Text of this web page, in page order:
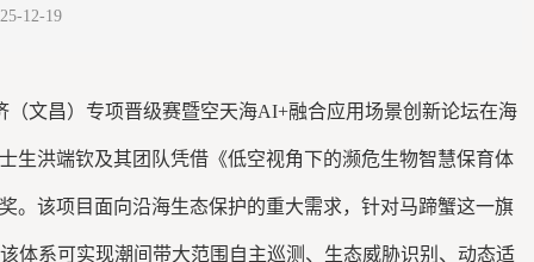
12-19
文昌）专项晋级赛暨空天海AI+融合应用场景创新论坛在海
生洪端钦及其团队凭借《低空视角下的濒危生物智慧保育体
该项目面向沿海生态保护的重大需求，针对马蹄蟹这一旗
体系可实现潮间带大范围自主巡测、生态威胁识别、动态适